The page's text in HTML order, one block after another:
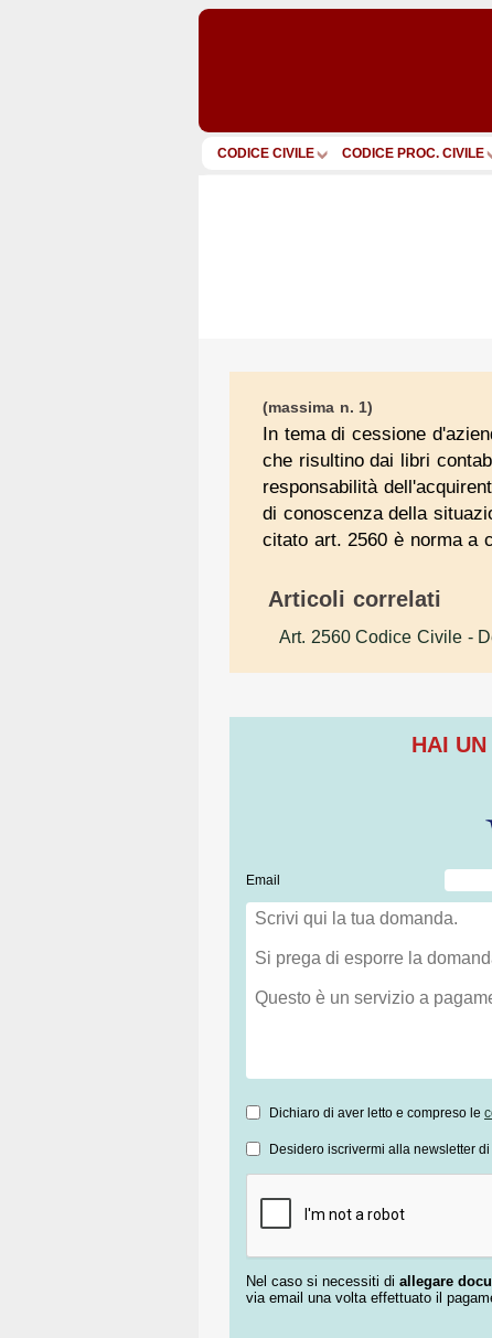
CODICE CIVILE CODICE PROC. CIVILE
(massima n. 1)
In tema di cessione
che risultino dai libri
responsabilità
di conoscenza della
citato art. 2560 è norma a
Articoli correlati
Art. 2560 Codice Civile -
HAI
Email
Dichiaro di aver letto e compreso le
Desidero iscrivermi alla newsletter
Nel caso si necessiti di allegare
via email una volta effettuato il